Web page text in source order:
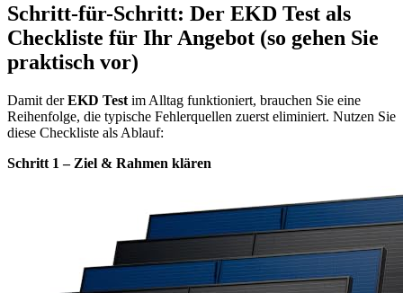
Schritt-für-Schritt: Der EKD Test als
Checkliste für Ihr Angebot (so gehen Sie
praktisch vor)
Damit derEKD Test im Alltag funktioniert, brauchen Sie eine
Reihenfolge, die typische Fehlerquellen zuerst eliminiert. Nutzen Sie
diese Checkliste als Ablauf:
Schritt 1 – Ziel & Rahmen klären